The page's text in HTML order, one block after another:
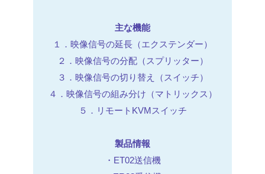
主な機能
１．映像信号の延長（エクステンダー）
２．映像信号の分配（スプリッター）
３．映像信号の切り替え（スイッチ）
４．映像信号の組み分け（マトリックス）
５．リモートKVMスイッチ
製品情報
・ET02送信機